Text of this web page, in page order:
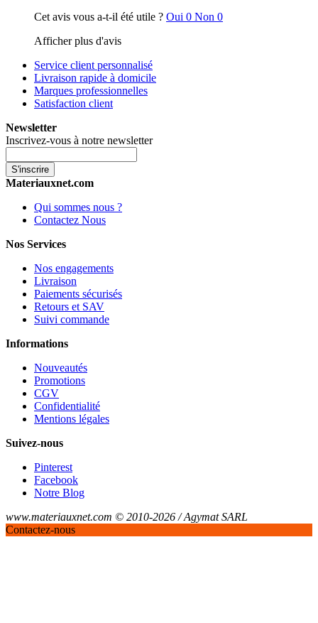
Cet avis vous a-t-il été utile ? Oui 0 Non 0
Afficher plus d'avis
Service client personnalisé
Livraison rapide à domicile
Marques professionnelles
Satisfaction client
Newsletter
Inscrivez-vous à notre newsletter
S'inscrire
Materiauxnet.com
Qui sommes nous ?
Contactez Nous
Nos Services
Nos engagements
Livraison
Paiements sécurisés
Retours et SAV
Suivi commande
Informations
Nouveautés
Promotions
CGV
Confidentialité
Mentions légales
Suivez-nous
Pinterest
Facebook
Notre Blog
www.materiauxnet.com © 2010-2026 / Agymat SARL
Contactez-nous